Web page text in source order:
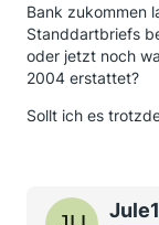
Bank zukommen
Standdartbriefs
oder jetzt noch
2004 erstattet?
Sollt ich es